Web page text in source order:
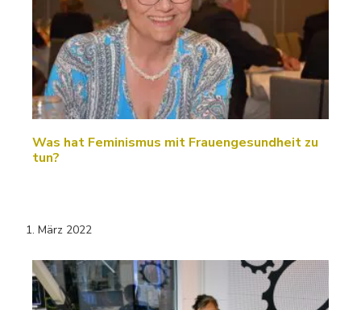
Was hat Feminismus mit Frauengesundheit zu
tun?
1. März 2022